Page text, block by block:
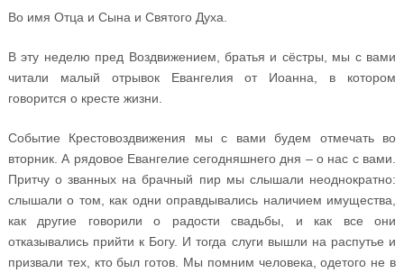
Во имя Отца и Сына и Святого Духа.
В эту неделю пред Воздвижением, братья и сёстры, мы с вами
читали малый отрывок Евангелия от Иоанна, в котором
говорится о кресте жизни.
Событие Крестовоздвижения мы с вами будем отмечать во
вторник. А рядовое Евангелие сегодняшнего дня – о нас с вами.
Притчу о званных на брачный пир мы слышали неоднократно:
слышали о том, как одни оправдывались наличием имущества,
как другие говорили о радости свадьбы, и как все они
отказывались прийти к Богу. И тогда слуги вышли на распутье и
призвали тех, кто был готов. Мы помним человека, одетого не в